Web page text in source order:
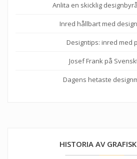
Anlita en skicklig
Inred hållbart med
Designtips: inred med
Josef Frank på
Dagens hetaste
HISTORIA AV